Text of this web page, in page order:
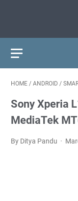
HOME / ANDROID /
Sony Xperia
MediaTek
By Ditya Pandu